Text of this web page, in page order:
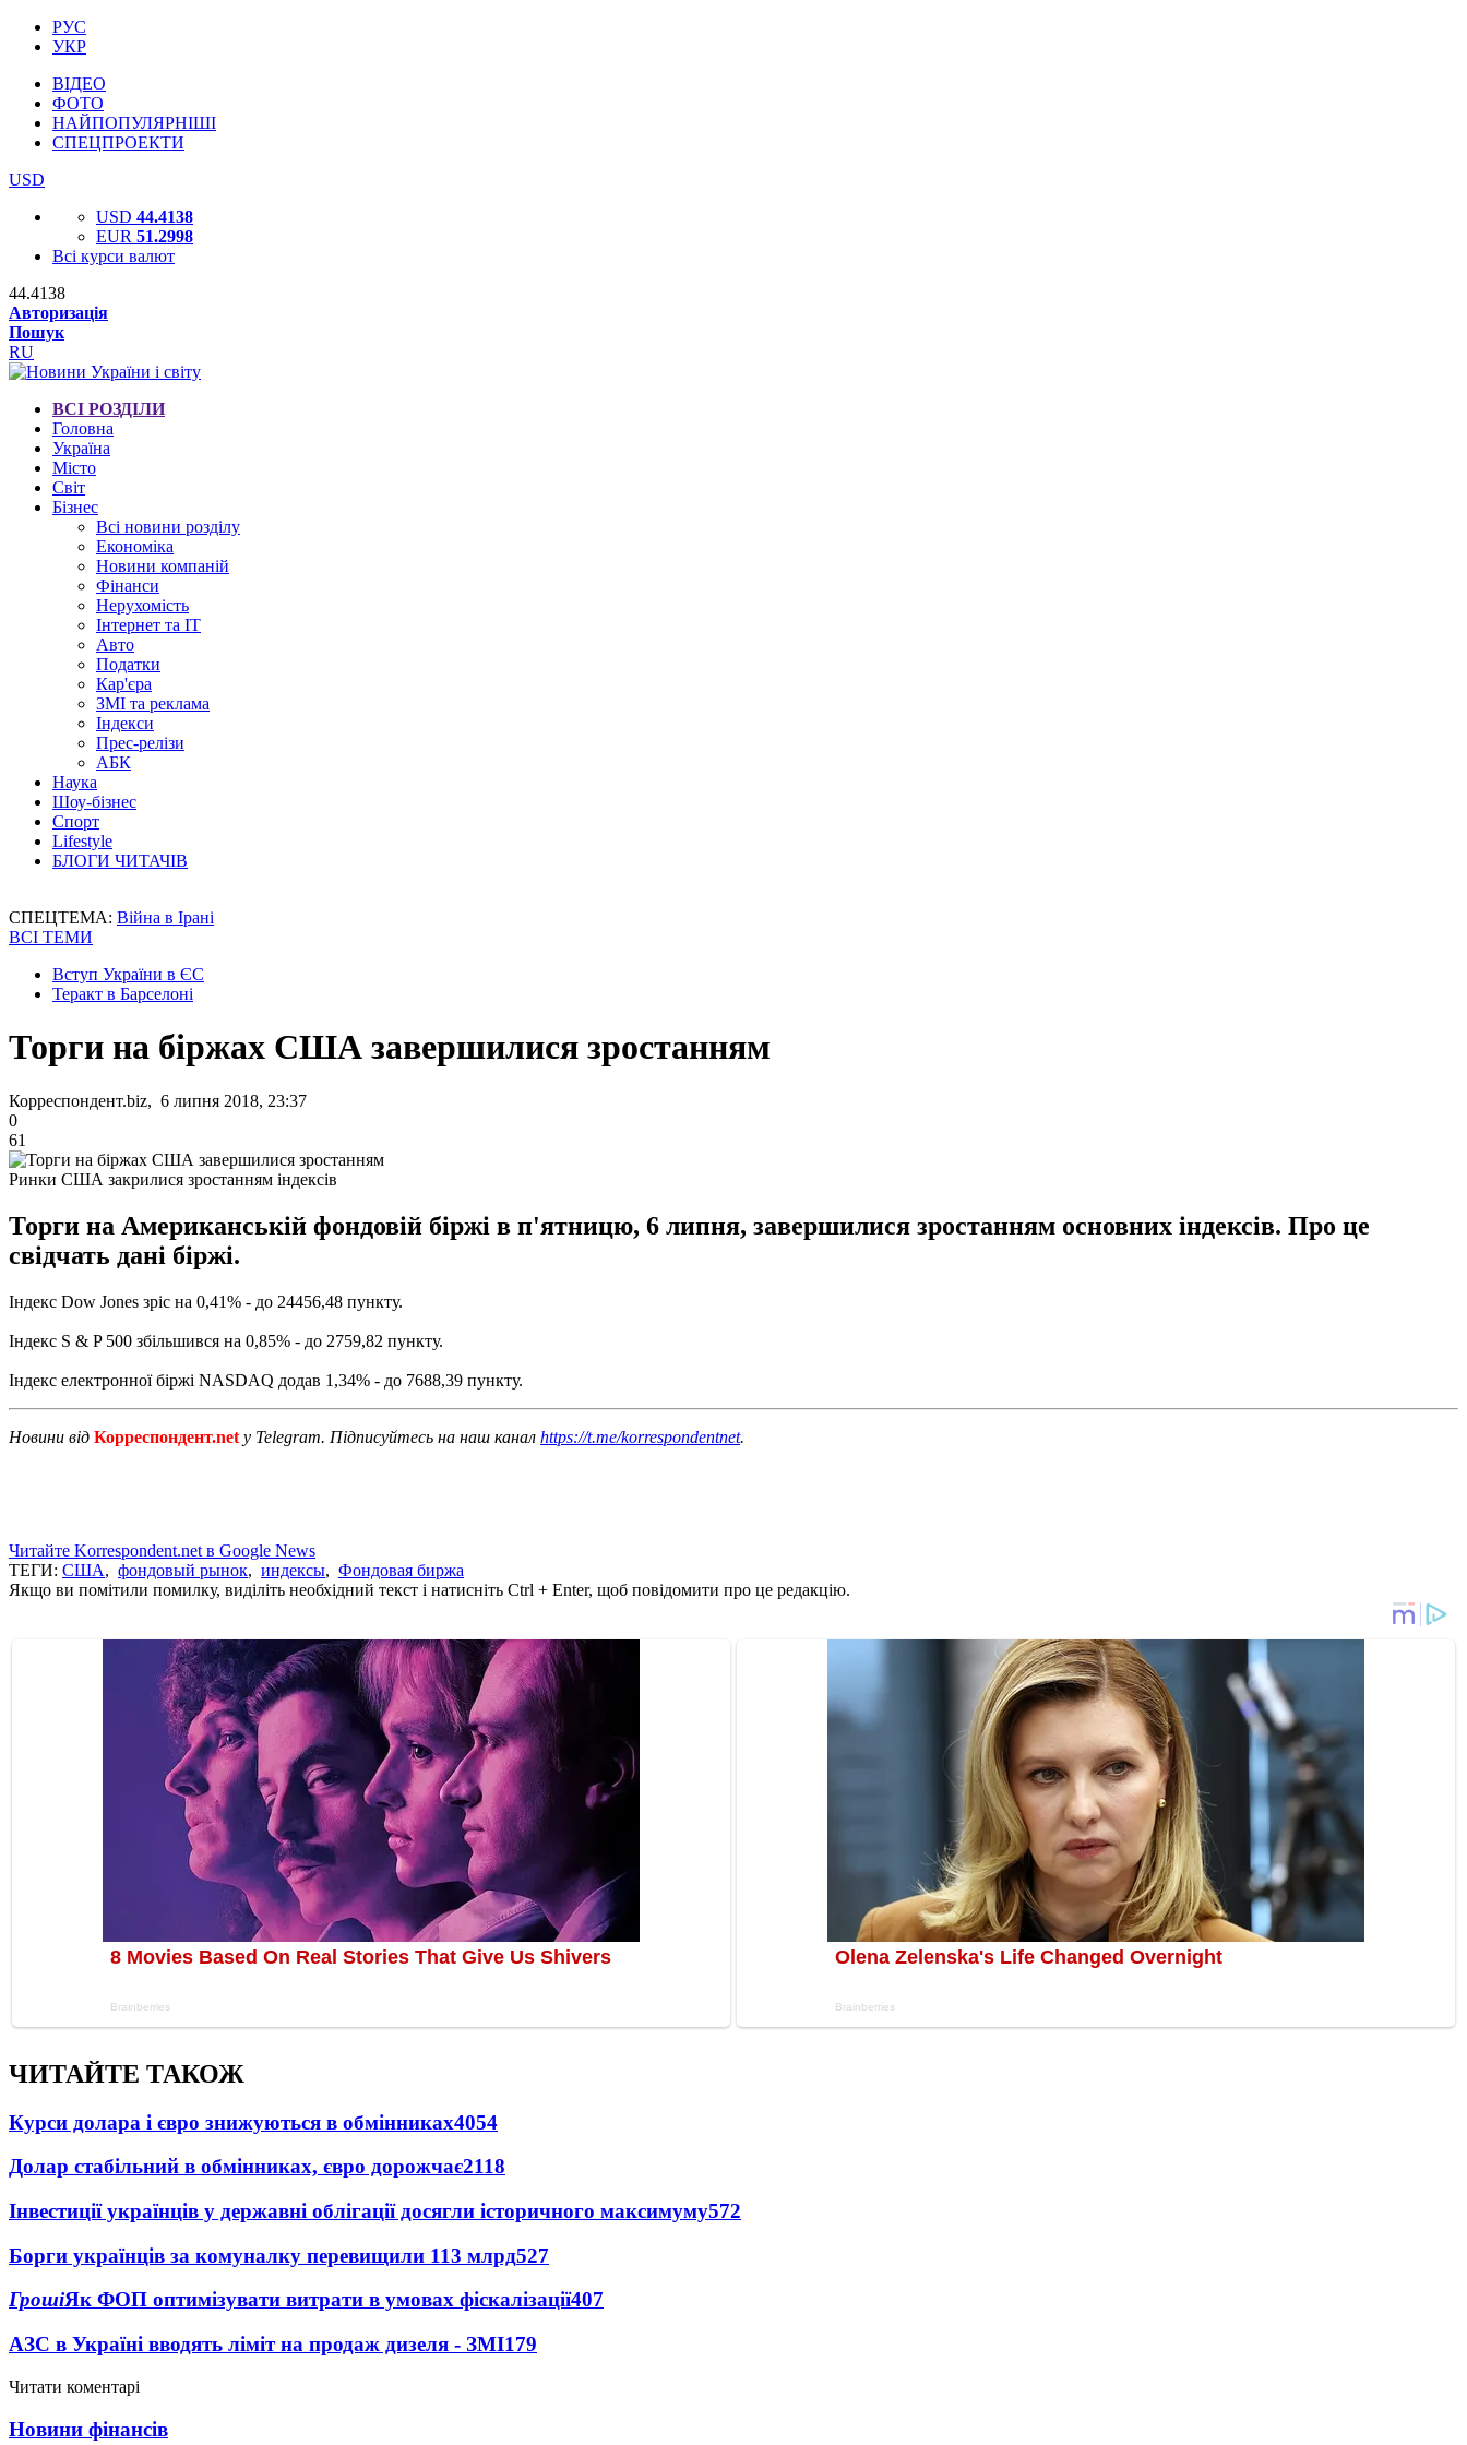
РУС
УКР
ВІДЕО
ФОТО
НАЙПОПУЛЯРНІШІ
СПЕЦПРОЕКТИ
USD
USD 44.4138
EUR 51.2998
Всі курси валют
44.4138
Авторизація
Пошук
RU
ВСІ РОЗДІЛИ
Головна
Україна
Місто
Світ
Бізнес
Всі новини розділу
Економіка
Новини компаній
Фінанси
Нерухомість
Інтернет та IT
Авто
Податки
Кар'єра
ЗМІ та реклама
Індекси
Прес-релізи
АБК
Наука
Шоу-бізнес
Спорт
Lifestyle
БЛОГИ ЧИТАЧІВ
СПЕЦТЕМА: Війна в Ірані
ВСІ ТЕМИ
Вступ України в ЄС
Теракт в Барселоні
Торги на біржах США завершилися зростанням
Корреспондент.biz, 6 липня 2018, 23:37
0
61
Ринки США закрилися зростанням індексів
Торги на Американській фондовій біржі в п'ятницю, 6 липня, завершилися зростанням основних індексів. Про це
свідчать дані біржі.
Індекс Dow Jones зріс на 0,41% - до 24456,48 пункту.
Індекс S & P 500 збільшився на 0,85% - до 2759,82 пункту.
Індекс електронної біржі NASDAQ додав 1,34% - до 7688,39 пункту.
Новини від Корреспондент.net у Telegram. Підписуйтесь на наш канал https://t.me/korrespondentnet.
Читайте Korrespondent.net в Google News
ТЕГИ: США, фондовый рынок, индексы, Фондовая биржа
Якщо ви помітили помилку, виділіть необхідний текст і натисніть Ctrl + Enter, щоб повідомити про це редакцію.
ЧИТАЙТЕ ТАКОЖ
Курси долара і євро знижуються в обмінниках4054
Долар стабільний в обмінниках, євро дорожчає2118
Інвестиції українців у державні облігації досягли історичного максимуму572
Борги українців за комуналку перевищили 113 млрд527
ГрошіЯк ФОП оптимізувати витрати в умовах фіскалізації407
АЗС в Україні вводять ліміт на продаж дизеля - ЗМІ179
Читати коментарі
Новини фінансів